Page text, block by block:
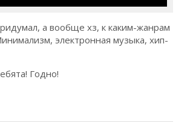
а вообще хз, к каким-жанрам
электронная музыка, хип-
Годно!